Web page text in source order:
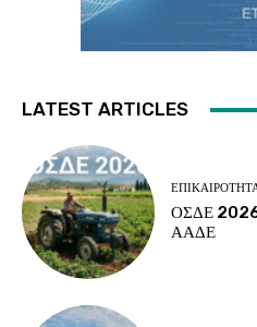
LATEST ARTICLES
ΟΣΔΕ 2026:
ΑΑΔΕ